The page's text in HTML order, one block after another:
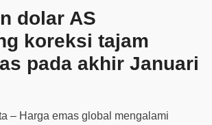
dolar AS
koreksi tajam
pada akhir Januari
– Harga emas global mengalami